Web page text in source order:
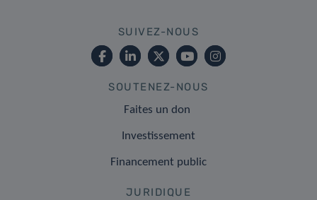
SUIVEZ-NOUS
SOUTENEZ-NOUS
Faites un don
Investissement
Financement public
JURIDIQUE